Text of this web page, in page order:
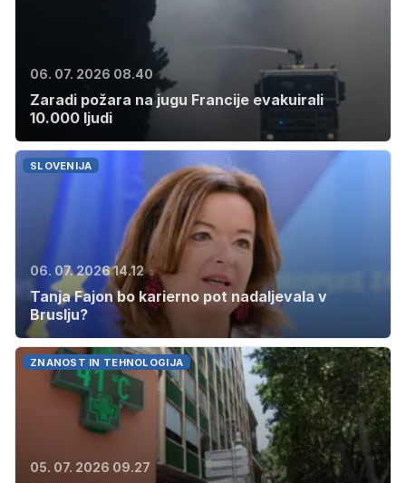
06. 07. 2026 08.40
Zaradi požara na jugu Francije evakuirali
10.000 ljudi
SLOVENIJA
06. 07. 2026 14.12
Tanja Fajon bo karierno pot nadaljevala v
Bruslju?
ZNANOST IN TEHNOLOGIJA
05. 07. 2026 09.27